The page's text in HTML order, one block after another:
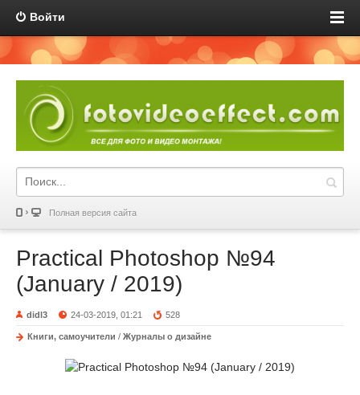
Войти
Полная версия сайта
Practical Photoshop №94
(January / 2019)
didl3 24-03-2019, 01:21 528
Книги, самоучители / Журналы о дизайне